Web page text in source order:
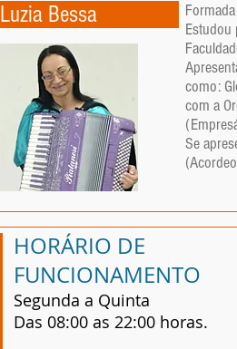
Luzia Bessa
Estudou
como:
com a
Se
HORÁRIO DE
FUNCIONAMENTO
Segunda a Quinta
Das 08:00 as 22:00 horas.